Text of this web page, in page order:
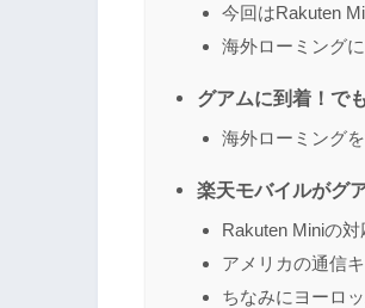
今回はRakuten
海外ローミング
グアムに到着！で
海外ローミング
楽天モバイルがグ
Rakuten Miniの対
アメリカの通信
ちなみにヨーロ